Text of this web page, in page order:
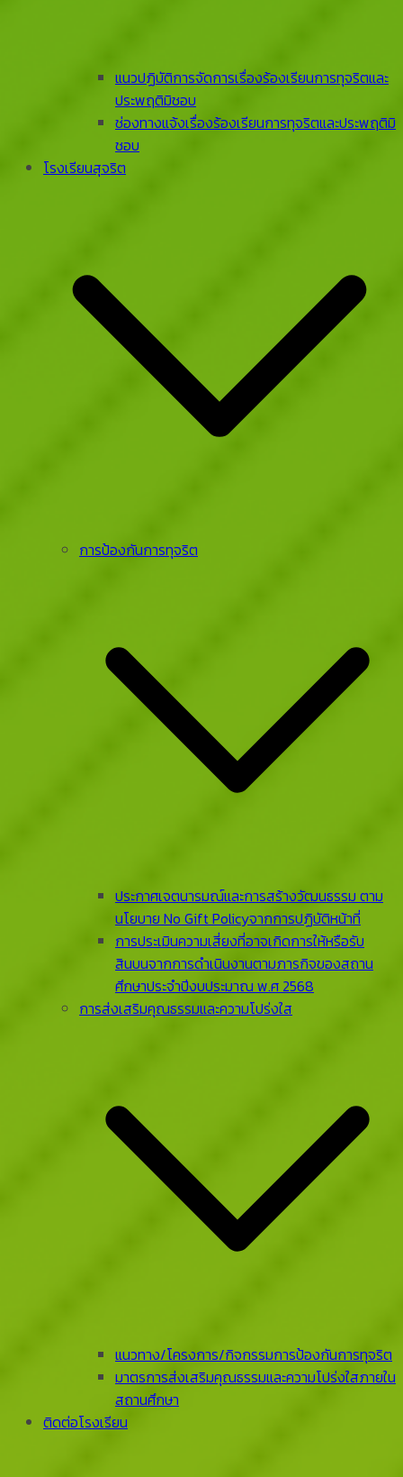
แนวปฏิบัติการจัดการเรื่องร้องเรียนการทุจริตและ
ประพฤติมิชอบ
ช่องทางแจ้งเรื่องร้องเรียนการทุจริตและประพฤติมิ
ชอบ
โรงเรียนสุจริต
การป้องกันการทุจริต
ประกาศเจตนารมณ์และการสร้างวัฒนธรรม ตาม
นโยบาย No Gift Policyจากการปฏิบัติหน้าที่
การประเมินความเสี่ยงที่อาจเกิดการให้หรือรับ
สินบนจากการดําเนินงานตามภารกิจของสถาน
ศึกษาประจําปีงบประมาณ พ.ศ 2568
การส่งเสริมคุณธรรมและความโปร่งใส
แนวทาง/โครงการ/กิจกรรมการป้องกันการทุจริต
มาตรการส่งเสริมคุณธรรมและความโปร่งใสภายใน
สถานศึกษา
ติดต่อโรงเรียน